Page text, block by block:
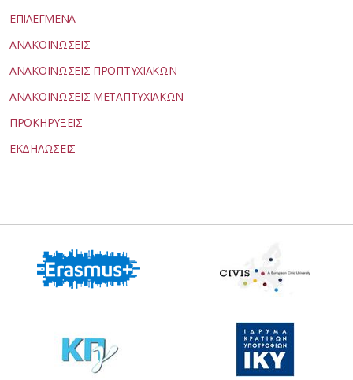
ΕΠΙΛΕΓΜΕΝΑ
ΑΝΑΚΟΙΝΩΣΕΙΣ
ΑΝΑΚΟΙΝΩΣΕΙΣ ΠΡΟΠΤΥΧΙΑΚΩΝ
ΑΝΑΚΟΙΝΩΣΕΙΣ ΜΕΤΑΠΤΥΧΙΑΚΩΝ
ΠΡΟΚΗΡΥΞΕΙΣ
ΕΚΔΗΛΩΣΕΙΣ